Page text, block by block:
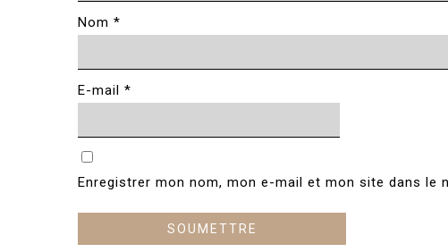
Nom *
E-mail *
Enregistrer mon nom, mon e-mail et mon site dans le